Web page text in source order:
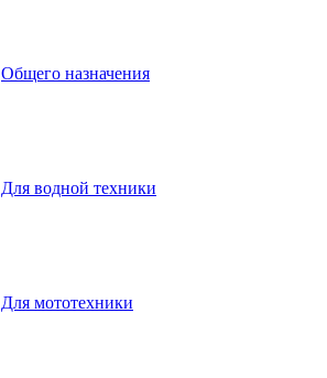
Общего назначения
Для водной техники
Для мототехники